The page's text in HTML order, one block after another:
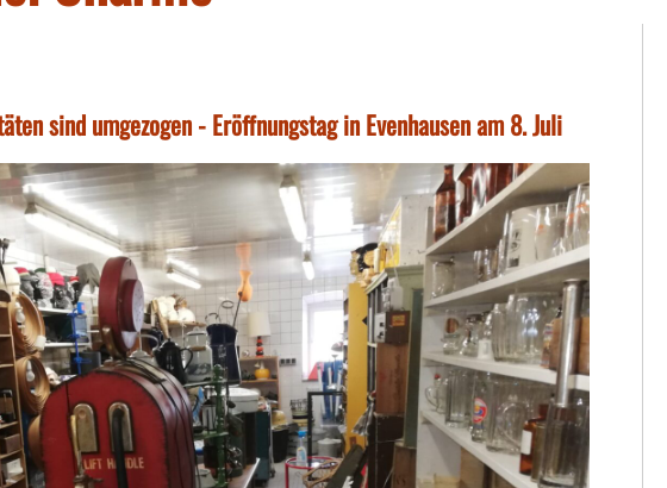
sind umgezogen - Eröffnungstag in Evenhausen am 8. Juli